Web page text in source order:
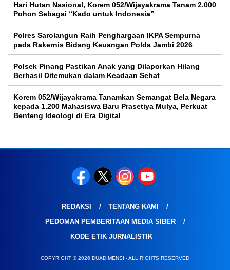
Hari Hutan Nasional, Korem 052/Wijayakrama Tanam 2.000
Pohon Sebagai “Kado untuk Indonesia”
Polres Sarolangun Raih Penghargaan IKPA Sempurna
pada Rakernis Bidang Keuangan Polda Jambi 2026
Polsek Pinang Pastikan Anak yang Dilaporkan Hilang
Berhasil Ditemukan dalam Keadaan Sehat
Korem 052/Wijayakrama Tanamkan Semangat Bela Negara
kepada 1.200 Mahasiswa Baru Prasetiya Mulya, Perkuat
Benteng Ideologi di Era Digital
REDAKSI
TENTANG KAMI
PEDOMAN PEMBERITAAN MEDIA SIBER
KODE ETIK JURNALISTIK
COPYRIGHT © 2026 DUADIMENSI - ALL RIGHTS RESERVED